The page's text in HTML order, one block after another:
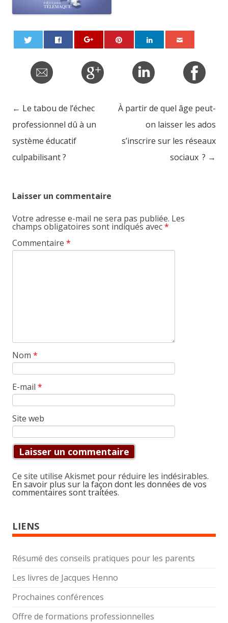
Post navigation
← Le tabou de l’échec
professionnel dû à un
système éducatif
culpabilisant ?
À partir de quel âge peut-
on laisser les ados
s’inscrire sur les réseaux
sociaux ? →
Laisser un commentaire
Votre adresse e-mail ne sera pas publiée. Les
champs obligatoires sont indiqués avec*
Commentaire *
Nom *
E-mail *
Site web
Ce site utilise Akismet pour réduire les indésirables.
En savoir plus sur la façon dont les données de vos
commentaires sont traitées.
LIENS
Résumé des conseils pratiques pour les parents
Les livres de Jacques Henno
Prochaines conférences
Offre de formations professionnelles